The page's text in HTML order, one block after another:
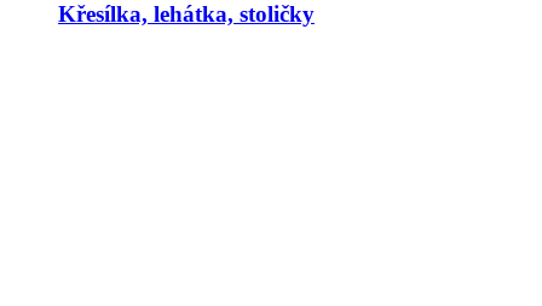
Křesílka, lehátka, stoličky